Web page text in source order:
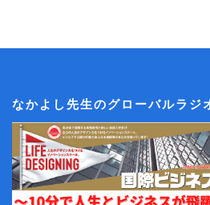
なかよし先生のグローバルラ